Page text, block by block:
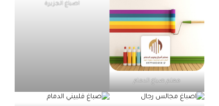
معلم صباغ الدمام
اصباغ الجزيرة